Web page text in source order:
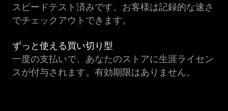
スピードテスト済みです。お客様は記録的な速さ
でチェックアウトできます。
ずっと使える買い切り型
一度の支払いで、あなたのストアに生涯ライセン
スが付与されます。有効期限はありません。